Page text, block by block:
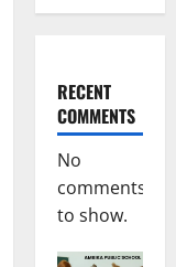
RECENT
COMMENTS
No
comments
to show.